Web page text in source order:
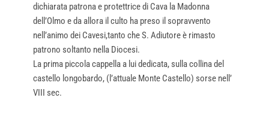
dichiarata patrona e protettrice di Cava la Madonna
dell’Olmo e da allora il culto ha preso il sopravvento
nell’animo dei Cavesi,tanto che S. Adiutore è rimasto
patrono soltanto nella Diocesi.
La prima piccola cappella a lui dedicata, sulla collina del
castello longobardo, (l’attuale Monte Castello) sorse nell’
VIII sec.